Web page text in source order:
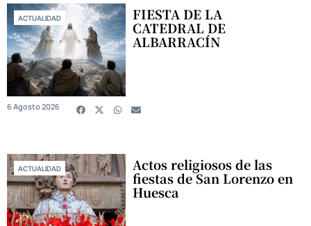
ACTUALIDAD FIESTA DE LA
CATEDRAL DE
ALBARRACÍN
6 Agosto 2026
ACTUALIDAD Actos religiosos de las
fiestas de San Lorenzo en
Huesca